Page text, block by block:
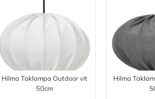
Hilma Taklampa Outdoor vit
50cm
Hilma